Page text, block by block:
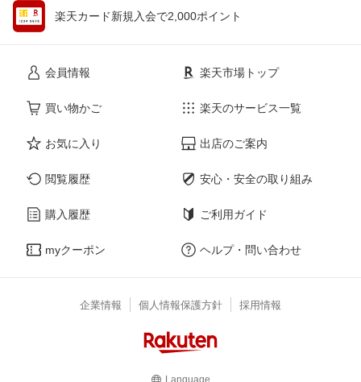
楽天カード新規入会で2,000ポイント
会員情報
買い物かご
お気に入り
閲覧履歴
購入履歴
myクーポン
楽天市場トップ
楽天のサービス一覧
出店のご案内
安心・安全の取り組み
ご利用ガイド
ヘルプ・問い合わせ
企業情報 個人情報保護方針 採用情報
Language